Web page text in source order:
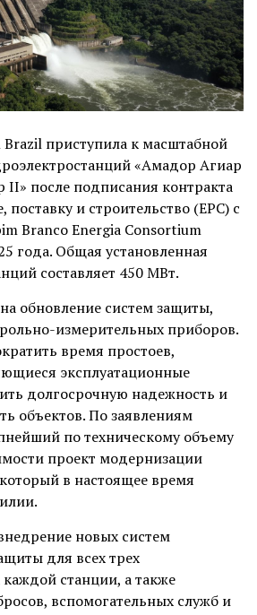
приступила к масштабной
«Амадор Агиар
после подписания контракта
и строительство (EPC) с
Branco Energia Consortium
года. Общая установленная
составляет 450 МВт.
обновление систем защиты,
измерительных приборов.
время простоев,
эксплуатационные
долгосрочную надежность и
объектов. По заявлениям
по техническому объему
проект модернизации
в настоящее время
новых систем
для всех трех
каждой станции, а также
вспомогательных служб и